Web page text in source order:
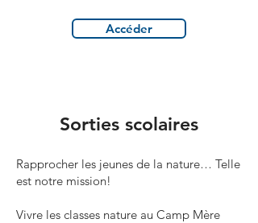
Accéder
Sorties scolaires
Rapprocher les jeunes de la nature… Telle
est notre mission!
Vivre les classes nature au Camp Mère